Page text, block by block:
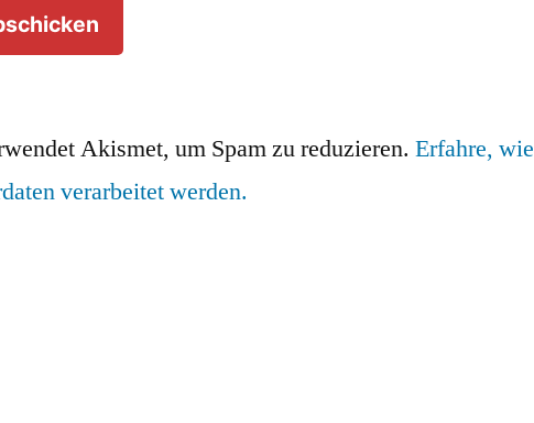
Akismet, um Spam zu reduzieren.Erfahre, wie
verarbeitet werden.